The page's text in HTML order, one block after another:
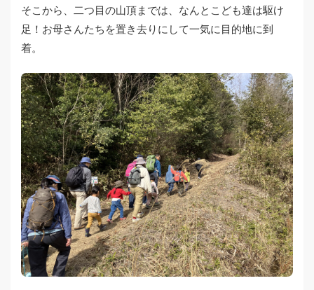
そこから、二つ目の山頂までは、なんとこども達は駆け
足！お母さんたちを置き去りにして一気に目的地に到
着。